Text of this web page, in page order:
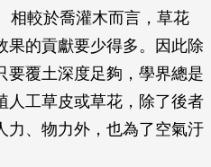
相較於喬灌木而言，草花
果的貢獻要少得多。因此除
要覆土深度足夠，學界總是
人工草皮或草花，除了後者
力、物力外，也為了空氣汙